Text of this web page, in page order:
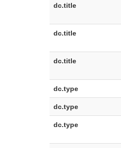
dc.title
dc.title
dc.title
dc.type
dc.type
dc.type